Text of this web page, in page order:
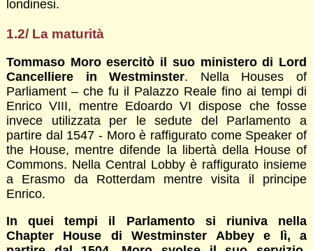
londinesi.
1.2/ La maturità
Tommaso Moro esercitò il suo ministero di Lord
Cancelliere in Westminster. Nella Houses of
Parliament – che fu il Palazzo Reale fino ai tempi di
Enrico VIII, mentre Edoardo VI dispose che fosse
invece utilizzata per le sedute del Parlamento a
partire dal 1547 - Moro è raffigurato come Speaker of
the House, mentre difende la libertà della House of
Commons. Nella Central Lobby è raffigurato insieme
a Erasmo da Rotterdam mentre visita il principe
Enrico.
In quei tempi il Parlamento si riuniva nella
Chapter House di Westminster Abbey e lì, a